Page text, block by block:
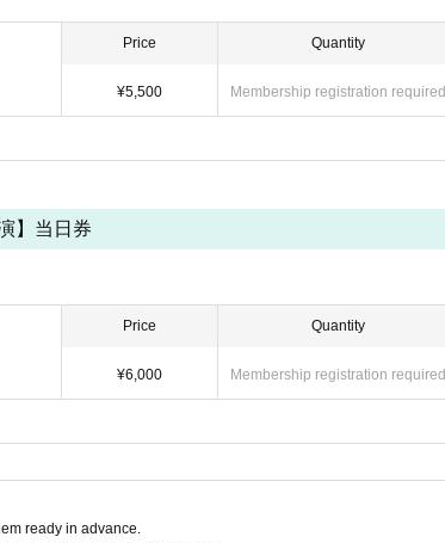
Price
¥5,500
Quantity
Membership registration required
】当日券
Price
¥6,000
Quantity
Membership registration required
ready in advance.